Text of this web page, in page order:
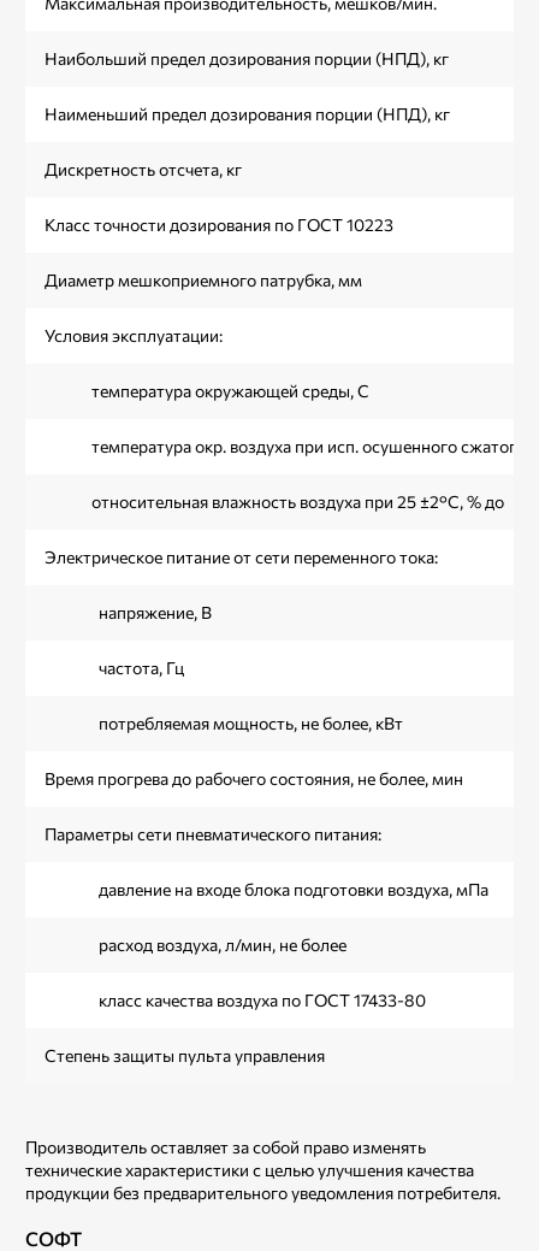
Наибольший предел дозирования порции (НПД), кг
Наименьший предел дозирования порции (НПД), кг
Дискретность отсчета, кг
Класс точности дозирования по ГОСТ 10223
Диаметр мешкоприемного патрубка, мм
Условия эксплуатации:
температура окружающей среды, С
температура окр. воздуха при исп. осушенного сжатого
относительная влажность воздуха при 25 ±2°C, % до
Электрическое питание от сети переменного тока:
напряжение, В
частота, Гц
потребляемая мощность, не более, кВт
Время прогрева до рабочего состояния, не более, мин
Параметры сети пневматического питания:
давление на входе блока подготовки воздуха, мПа
расход воздуха, л/мин, не более
класс качества воздуха по ГОСТ 17433-80
Степень защиты пульта управления
Производитель оставляет за собой право изменять
технические характеристики с целью улучшения качества
продукции без предварительного уведомления потребителя.
СОФТ